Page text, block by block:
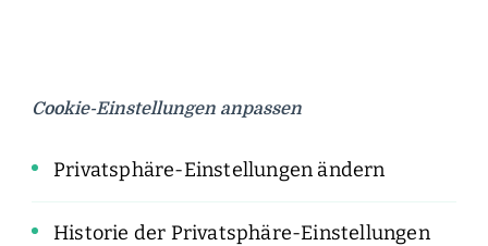
Cookie-Einstellungen anpassen
Privatsphäre-Einstellungen ändern
Historie der Privatsphäre-Einstellungen